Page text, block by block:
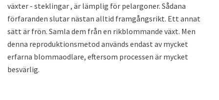
växter - steklingar , är lämplig för pelargoner. Sådana
förfaranden slutar nästan alltid framgångsrikt. Ett annat
sätt är frön. Samla dem från en rikblommande växt. Men
denna reproduktionsmetod används endast av mycket
erfarna blommaodlare, eftersom processen är mycket
besvärlig.